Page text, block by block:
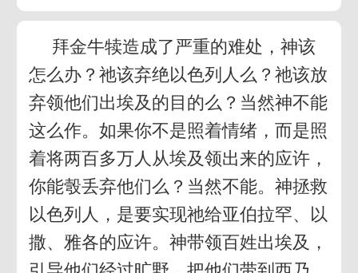
拜金牛犊造成了严重的难处，神该
怎么办？祂该弃绝以色列人么？祂该放
弃领他们出埃及的目的么？当然神不能
这么作。如果你不是照着情绪，而是照
着将两百多万人从埃及领出来的应许，
你能彀丢弃他们么？当然不能。神拯救
以色列人，是要实现祂给亚伯拉罕、以
撒、雅各的应许。神带领百姓出埃及，